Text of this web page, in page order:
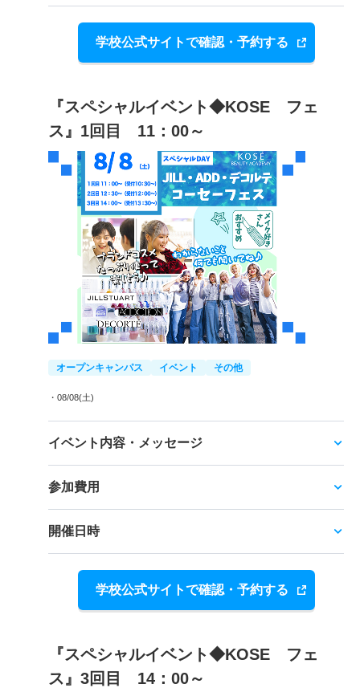
学校公式サイトで確認・予約する
『スペシャルイベント◆KOSE フェ
ス』1回目 11：00～
オープンキャンパス イベント その他
・08/08(土)
イベント内容・メッセージ
参加費用
開催日時
学校公式サイトで確認・予約する
『スペシャルイベント◆KOSE フェ
ス』3回目 14：00～